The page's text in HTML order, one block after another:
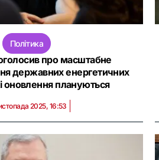
Політика
про масштабне
державних енергетичних
оновлення плануються
2025, 16:53